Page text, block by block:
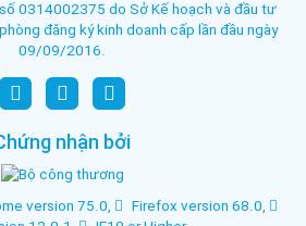
0314002375 do Sở Kế hoạch và đầu tư
đăng ký kinh doanh cấp lần đầu ngày
09/09/2016.
nhận bởi
version 75.0, Firefox version 68.0,